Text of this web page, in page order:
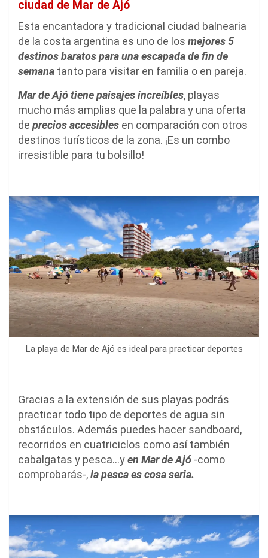
ciudad de Mar de Ajó
Esta encantadora y tradicional ciudad balnearia
de la costa argentina es uno de los mejores 5
destinos baratos para una escapada de fin de
semana tanto para visitar en familia o en pareja.
Mar de Ajó tiene paisajes increíbles, playas
mucho más amplias que la palabra y una oferta
de precios accesibles en comparación con otros
destinos turísticos de la zona. ¡Es un combo
irresistible para tu bolsillo!
La playa de Mar de Ajó es ideal para practicar deportes
Gracias a la extensión de sus playas podrás
practicar todo tipo de deportes de agua sin
obstáculos. Además puedes hacer sandboard,
recorridos en cuatriciclos como así también
cabalgatas y pesca…yen Mar de Ajó -como
comprobarás-,la pesca es cosa seria.